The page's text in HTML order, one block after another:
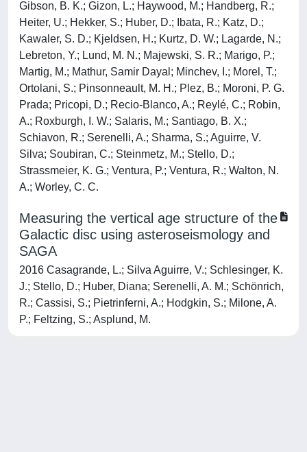
Gibson, B. K.; Gizon, L.; Haywood, M.; Handberg, R.;
Heiter, U.; Hekker, S.; Huber, D.; Ibata, R.; Katz, D.;
Kawaler, S. D.; Kjeldsen, H.; Kurtz, D. W.; Lagarde, N.;
Lebreton, Y.; Lund, M. N.; Majewski, S. R.; Marigo, P.;
Martig, M.; Mathur, Samir Dayal; Minchev, I.; Morel, T.;
Ortolani, S.; Pinsonneault, M. H.; Plez, B.; Moroni, P. G.
Prada; Pricopi, D.; Recio-Blanco, A.; Reylé, C.; Robin,
A.; Roxburgh, I. W.; Salaris, M.; Santiago, B. X.;
Schiavon, R.; Serenelli, A.; Sharma, S.; Aguirre, V.
Silva; Soubiran, C.; Steinmetz, M.; Stello, D.;
Strassmeier, K. G.; Ventura, P.; Ventura, R.; Walton, N.
A.; Worley, C. C.
Measuring the vertical age structure of the
Galactic disc using asteroseismology and
SAGA
2016 Casagrande, L.; Silva Aguirre, V.; Schlesinger, K.
J.; Stello, D.; Huber, Diana; Serenelli, A. M.; Schönrich,
R.; Cassisi, S.; Pietrinferni, A.; Hodgkin, S.; Milone, A.
P.; Feltzing, S.; Asplund, M.